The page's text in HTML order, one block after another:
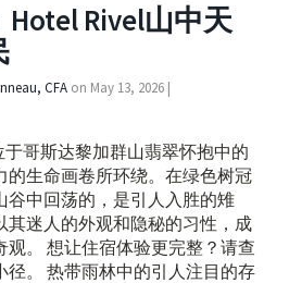
Rivel山中天
CFA on May 13, 2026 |
哥斯达黎加群山翡翠怀抱中的
的生命画卷所环绕。在绿色树冠
谷中回荡的，是引人入胜的雉
其迷人的外观和隐秘的习性，成
观。 想让住宿体验更完整？请查
径。 热带雨林中的引人注目的存